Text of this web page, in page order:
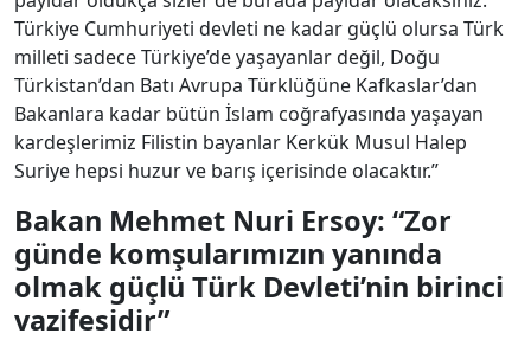
Türkiye Cumhuriyeti devleti ne kadar güçlü olursa Türk
milleti sadece Türkiye’de yaşayanlar değil, Doğu
Türkistan’dan Batı Avrupa Türklüğüne Kafkaslar’dan
Bakanlara kadar bütün İslam coğrafyasında yaşayan
kardeşlerimiz Filistin bayanlar Kerkük Musul Halep
Suriye hepsi huzur ve barış içerisinde olacaktır.”
Bakan Mehmet Nuri Ersoy: “Zor
günde komşularımızın yanında
olmak güçlü Türk Devleti’nin birinci
vazifesidir”